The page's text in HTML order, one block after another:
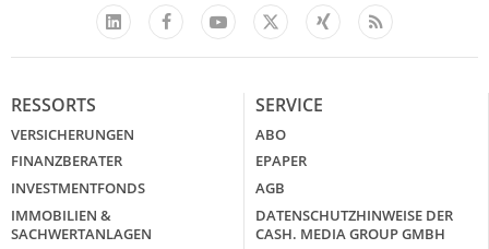
LinkedIn
FacebookYouTube
X
Xing Feed
RESSORTS
VERSICHERUNGEN
FINANZBERATER
INVESTMENTFONDS
IMMOBILIEN &
SACHWERTANLAGEN
SERVICE
ABO
EPAPER
AGB
DATENSCHUTZHINWEISE DER
CASH. MEDIA GROUP GMBH